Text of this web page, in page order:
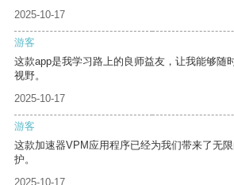
2025-10-17
游客
这款app是我学习路上的良师益友，让我能够随
视野。
2025-10-17
游客
这款加速器VPM应用程序已经为我们带来了无
护。
2025-10-17